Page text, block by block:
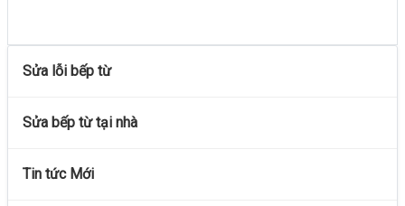
Sửa lỗi bếp từ
Sửa bếp từ tại nhà
Tin tức Mới